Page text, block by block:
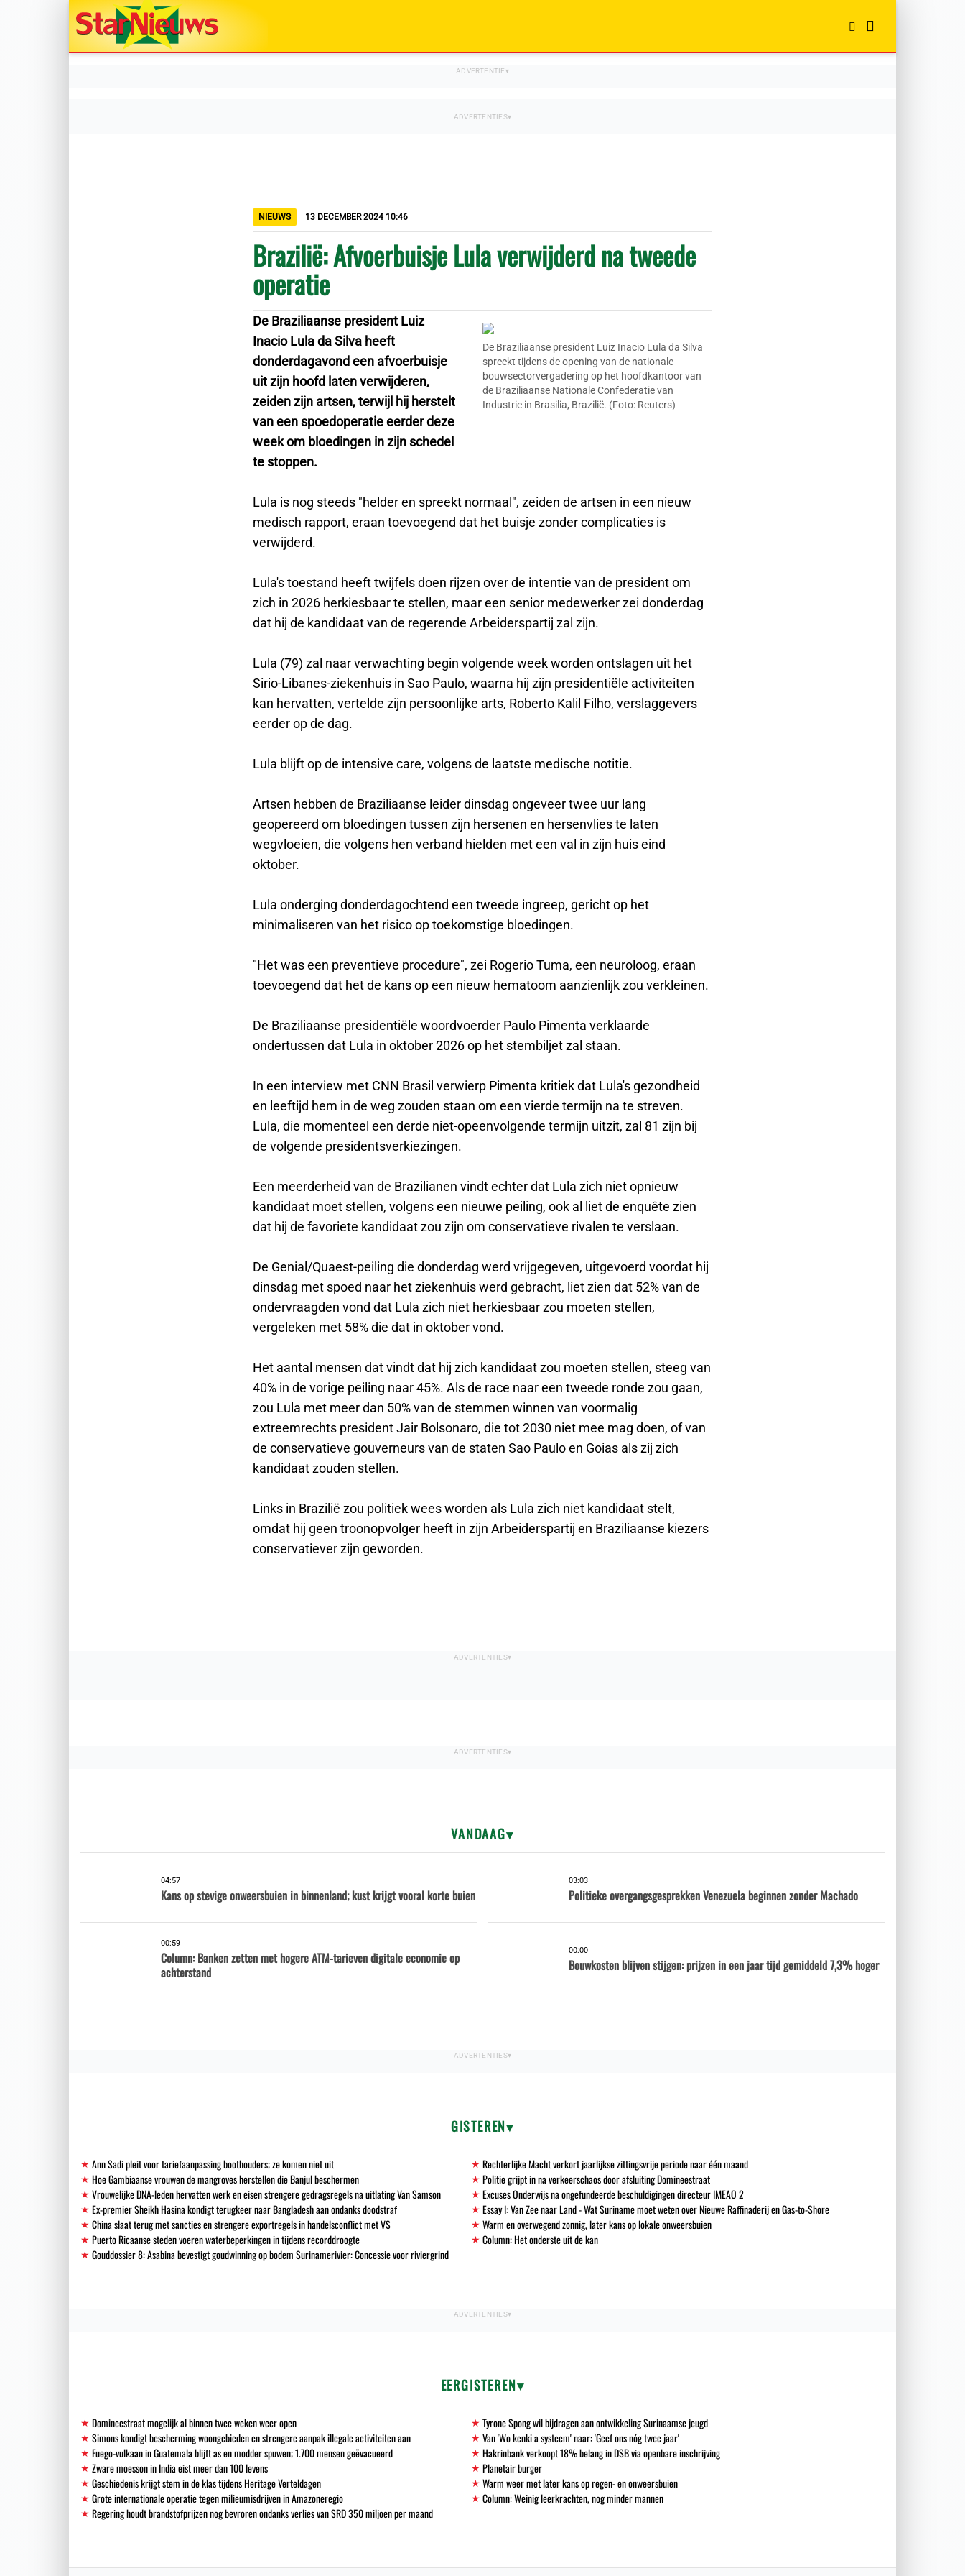
NIEUWS 13 DECEMBER 2024 10:46
Brazilië: Afvoerbuisje Lula verwijderd na tweede
operatie
De Braziliaanse president Luiz Inacio Lula da Silva
spreekt tijdens de opening van de nationale
bouwsectorvergadering op het hoofdkantoor van
de Braziliaanse Nationale Confederatie van
Industrie in Brasilia, Brazilië. (Foto: Reuters)
De Braziliaanse president Luiz
Inacio Lula da Silva heeft
donderdagavond een afvoerbuisje
uit zijn hoofd laten verwijderen,
zeiden zijn artsen, terwijl hij herstelt
van een spoedoperatie eerder deze
week om bloedingen in zijn schedel
te stoppen.
Lula is nog steeds "helder en spreekt normaal", zeiden de artsen in een nieuw
medisch rapport, eraan toevoegend dat het buisje zonder complicaties is
verwijderd.
Lula's toestand heeft twijfels doen rijzen over de intentie van de president om
zich in 2026 herkiesbaar te stellen, maar een senior medewerker zei donderdag
dat hij de kandidaat van de regerende Arbeiderspartij zal zijn.
Lula (79) zal naar verwachting begin volgende week worden ontslagen uit het
Sirio-Libanes-ziekenhuis in Sao Paulo, waarna hij zijn presidentiële activiteiten
kan hervatten, vertelde zijn persoonlijke arts, Roberto Kalil Filho, verslaggevers
eerder op de dag.
Lula blijft op de intensive care, volgens de laatste medische notitie.
Artsen hebben de Braziliaanse leider dinsdag ongeveer twee uur lang
geopereerd om bloedingen tussen zijn hersenen en hersenvlies te laten
wegvloeien, die volgens hen verband hielden met een val in zijn huis eind
oktober.
Lula onderging donderdagochtend een tweede ingreep, gericht op het
minimaliseren van het risico op toekomstige bloedingen.
"Het was een preventieve procedure", zei Rogerio Tuma, een neuroloog, eraan
toevoegend dat het de kans op een nieuw hematoom aanzienlijk zou verkleinen.
De Braziliaanse presidentiële woordvoerder Paulo Pimenta verklaarde
ondertussen dat Lula in oktober 2026 op het stembiljet zal staan.
In een interview met CNN Brasil verwierp Pimenta kritiek dat Lula's gezondheid
en leeftijd hem in de weg zouden staan ​​om een ​​vierde termijn na te streven.
Lula, die momenteel een derde niet-opeenvolgende termijn uitzit, zal 81 zijn bij
de volgende presidentsverkiezingen.
Een meerderheid van de Brazilianen vindt echter dat Lula zich niet opnieuw
kandidaat moet stellen, volgens een nieuwe peiling, ook al liet de enquête zien
dat hij de favoriete kandidaat zou zijn om conservatieve rivalen te verslaan.
De Genial/Quaest-peiling die donderdag werd vrijgegeven, uitgevoerd voordat hij
dinsdag met spoed naar het ziekenhuis werd gebracht, liet zien dat 52% van de
ondervraagden vond dat Lula zich niet herkiesbaar zou moeten stellen,
vergeleken met 58% die dat in oktober vond.
Het aantal mensen dat vindt dat hij zich kandidaat zou moeten stellen, steeg van
40% in de vorige peiling naar 45%. Als de race naar een tweede ronde zou gaan,
zou Lula met meer dan 50% van de stemmen winnen van voormalig
extreemrechts president Jair Bolsonaro, die tot 2030 niet mee mag doen, of van
de conservatieve gouverneurs van de staten Sao Paulo en Goias als zij zich
kandidaat zouden stellen.
Links in Brazilië zou politiek wees worden als Lula zich niet kandidaat stelt,
omdat hij geen troonopvolger heeft in zijn Arbeiderspartij en Braziliaanse kiezers
conservatiever zijn geworden.
VANDAAG
04:57
Kans op stevige onweersbuien in binnenland; kust krijgt vooral korte buien
03:03
Politieke overgangsgesprekken Venezuela beginnen zonder Machado
00:59
Column: Banken zetten met hogere ATM-tarieven digitale economie op
achterstand
00:00
Bouwkosten blijven stijgen: prijzen in een jaar tijd gemiddeld 7,3% hoger
GISTEREN
Ann Sadi pleit voor tariefaanpassing boothouders; ze komen niet uit
Rechterlijke Macht verkort jaarlijkse zittingsvrije periode naar één maand
Hoe Gambiaanse vrouwen de mangroves herstellen die Banjul beschermen
Politie grijpt in na verkeerschaos door afsluiting Domineestraat
Vrouwelijke DNA-leden hervatten werk en eisen strengere gedragsregels na uitlating Van Samson
Excuses Onderwijs na ongefundeerde beschuldigingen directeur IMEAO 2
Ex-premier Sheikh Hasina kondigt terugkeer naar Bangladesh aan ondanks doodstraf
Essay I: Van Zee naar Land - Wat Suriname moet weten over Nieuwe Raffinaderij en Gas-to-Shore
China slaat terug met sancties en strengere exportregels in handelsconflict met VS
Warm en overwegend zonnig, later kans op lokale onweersbuien
Puerto Ricaanse steden voeren waterbeperkingen in tijdens recorddroogte
Column: Het onderste uit de kan
Gouddossier 8: Asabina bevestigt goudwinning op bodem Surinamerivier: Concessie voor riviergrind
EERGISTEREN
Domineestraat mogelijk al binnen twee weken weer open
Tyrone Spong wil bijdragen aan ontwikkeling Surinaamse jeugd
Simons kondigt bescherming woongebieden en strengere aanpak illegale activiteiten aan
Van 'Wo kenki a systeem' naar: 'Geef ons nóg twee jaar'
Fuego-vulkaan in Guatemala blijft as en modder spuwen; 1.700 mensen geëvacueerd
Hakrinbank verkoopt 18% belang in DSB via openbare inschrijving
Zware moesson in India eist meer dan 100 levens
Planetair burger
Geschiedenis krijgt stem in de klas tijdens Heritage Verteldagen
Warm weer met later kans op regen- en onweersbuien
Grote internationale operatie tegen milieumisdrijven in Amazoneregio
Column: Weinig leerkrachten, nog minder mannen
Regering houdt brandstofprijzen nog bevroren ondanks verlies van SRD 350 miljoen per maand